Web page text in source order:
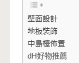
壁面設計
地板裝飾
中島檯佈置
dH好物推薦